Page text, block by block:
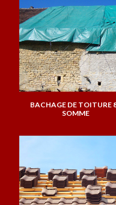
BACHAGE DE TOITURE
SOMME